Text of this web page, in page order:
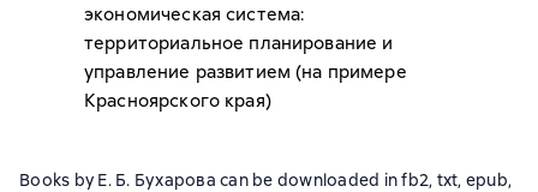
экономическая система:
территориальное планирование и
управление развитием (на примере
Красноярского края)
Books by Е. Б. Бухарова can be downloaded in fb2, txt, epub,